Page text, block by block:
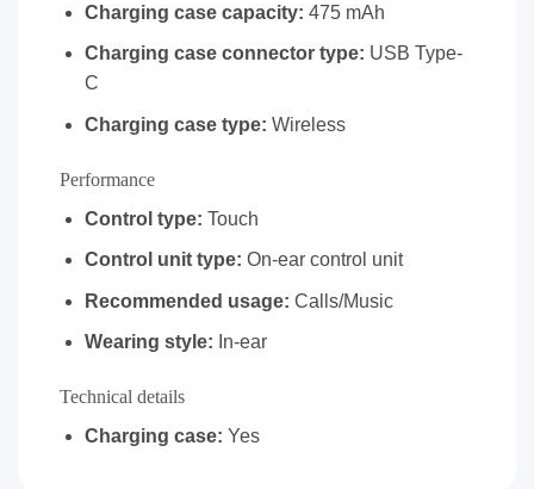
Charging case capacity: 475 mAh
Charging case connector type: USB Type-
C
Charging case type: Wireless
Performance
Control type: Touch
Control unit type: On-ear control unit
Recommended usage: Calls/Music
Wearing style: In-ear
Technical details
Charging case: Yes